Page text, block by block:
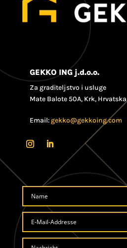
GEKKO ING j.d.o.o.
Za graditeljstvo i usluge
Mate Balote 50A, Krk, Hrvatska
Email:gekko@gekkoing.com